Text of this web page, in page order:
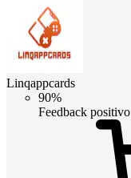
Linqappcards
90%
Feedback positivo